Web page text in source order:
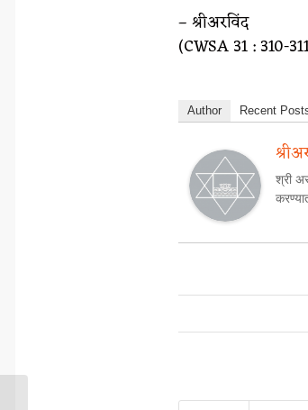
– श्रीअरविंद
(CWSA 31 : 310-
Author Recent
श्री